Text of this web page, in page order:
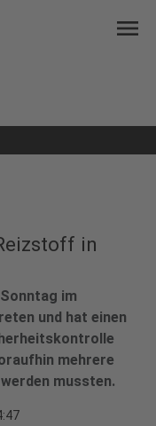
menu
in
im
und hat einen
mehrere
mussten.